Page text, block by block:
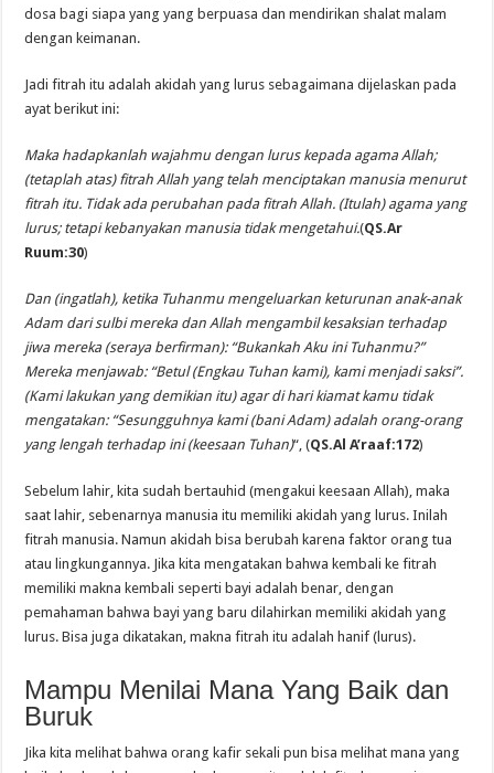
dosa bagi siapa yang yang berpuasa dan mendirikan shalat malam
dengan keimanan.
Jadi fitrah itu adalah akidah yang lurus sebagaimana dijelaskan pada
ayat berikut ini:
Maka hadapkanlah wajahmu dengan lurus kepada agama Allah;
(tetaplah atas) fitrah Allah yang telah menciptakan manusia menurut
fitrah itu. Tidak ada perubahan pada fitrah Allah. (Itulah) agama yang
lurus; tetapi kebanyakan manusia tidak mengetahui.(QS.Ar
Ruum:30)
Dan (ingatlah), ketika Tuhanmu mengeluarkan keturunan anak-anak
Adam dari sulbi mereka dan Allah mengambil kesaksian terhadap
jiwa mereka (seraya berfirman): “Bukankah Aku ini Tuhanmu?”
Mereka menjawab: “Betul (Engkau Tuhan kami), kami menjadi saksi”.
(Kami lakukan yang demikian itu) agar di hari kiamat kamu tidak
mengatakan: “Sesungguhnya kami (bani Adam) adalah orang-orang
yang lengah terhadap ini (keesaan Tuhan)“, (QS.Al A’raaf:172)
Sebelum lahir, kita sudah bertauhid (mengakui keesaan Allah), maka
saat lahir, sebenarnya manusia itu memiliki akidah yang lurus. Inilah
fitrah manusia. Namun akidah bisa berubah karena faktor orang tua
atau lingkungannya. Jika kita mengatakan bahwa kembali ke fitrah
memiliki makna kembali seperti bayi adalah benar, dengan
pemahaman bahwa bayi yang baru dilahirkan memiliki akidah yang
lurus. Bisa juga dikatakan, makna fitrah itu adalah hanif (lurus).
Mampu Menilai Mana Yang Baik dan
Buruk
Jika kita melihat bahwa orang kafir sekali pun bisa melihat mana yang